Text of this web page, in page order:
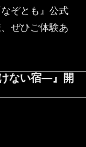
ぞとも』公式
ぜひご体験あ
ない宿―』開